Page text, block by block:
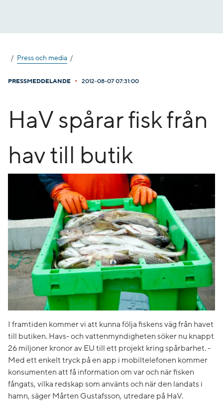
Press och media
PRESSMEDDELANDE • 2012-08-07 07:31:00
HaV spårar fisk från
hav till butik
I framtiden kommer vi att kunna följa fiskens väg från havet
till butiken. Havs- och vattenmyndigheten söker nu knappt
26 miljoner kronor av EU till ett projekt kring spårbarhet. -
Med ett enkelt tryck på en app i mobiltelefonen kommer
konsumenten att få information om var och när fisken
fångats, vilka redskap som använts och när den landats i
hamn, säger Mårten Gustafsson, utredare på HaV.